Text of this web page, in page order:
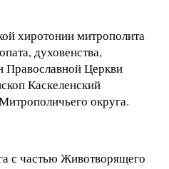
хиротонии митрополита
духовенства,
Церкви
Каскеленский
округа.
с частью Животворящего